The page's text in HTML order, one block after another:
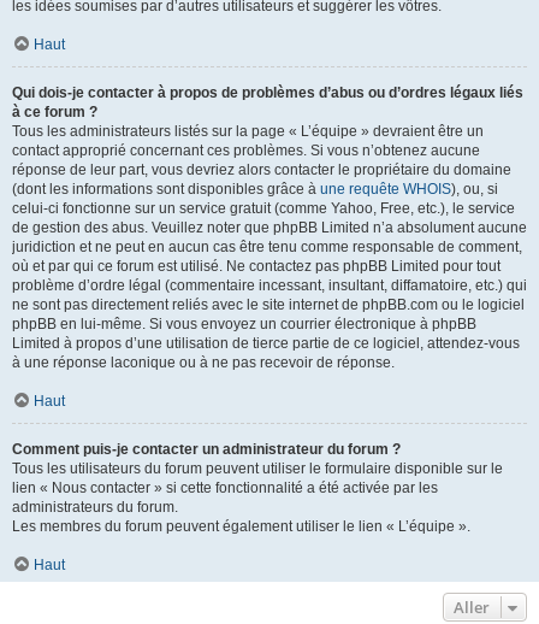
les idées soumises par d’autres utilisateurs et suggérer les vôtres.
Haut
Qui dois-je contacter à propos de problèmes d’abus ou d’ordres légaux liés
à ce forum ?
Tous les administrateurs listés sur la page « L’équipe » devraient être un
contact approprié concernant ces problèmes. Si vous n’obtenez aucune
réponse de leur part, vous devriez alors contacter le propriétaire du domaine
(dont les informations sont disponibles grâce à une requête WHOIS), ou, si
celui-ci fonctionne sur un service gratuit (comme Yahoo, Free, etc.), le service
de gestion des abus. Veuillez noter que phpBB Limited n’a absolument aucune
juridiction et ne peut en aucun cas être tenu comme responsable de comment,
où et par qui ce forum est utilisé. Ne contactez pas phpBB Limited pour tout
problème d’ordre légal (commentaire incessant, insultant, diffamatoire, etc.) qui
ne sont pas directement reliés avec le site internet de phpBB.com ou le logiciel
phpBB en lui-même. Si vous envoyez un courrier électronique à phpBB
Limited à propos d’une utilisation de tierce partie de ce logiciel, attendez-vous
à une réponse laconique ou à ne pas recevoir de réponse.
Haut
Comment puis-je contacter un administrateur du forum ?
Tous les utilisateurs du forum peuvent utiliser le formulaire disponible sur le
lien « Nous contacter » si cette fonctionnalité a été activée par les
administrateurs du forum.
Les membres du forum peuvent également utiliser le lien « L’équipe ».
Haut
Aller